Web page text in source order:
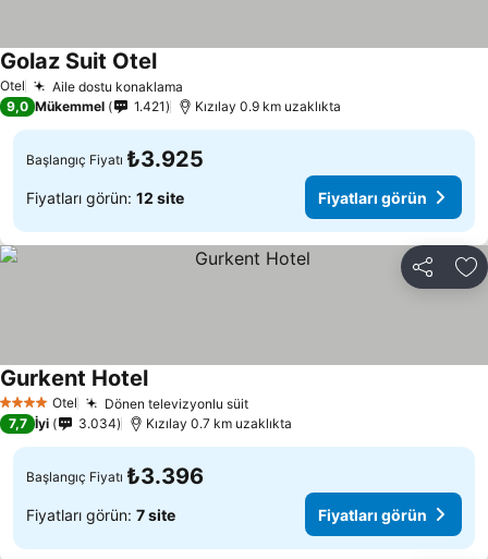
Otel Aile dostu konaklama
Golaz Suit Otel
9,0 Mükemmel 1.421 Kızılay 0.9 km uzaklıkta
Başlangıç Fiyatı ₺3.925
Fiyatları görün: 12 site Fiyatları görün
Paylaş
4 Yıldız Otel Dönen televizyonlu süit
Gurkent Hotel
7,7 İyi 3.034 Kızılay 0.7 km uzaklıkta
Başlangıç Fiyatı ₺3.396
Fiyatları görün: 7 site Fiyatları görün